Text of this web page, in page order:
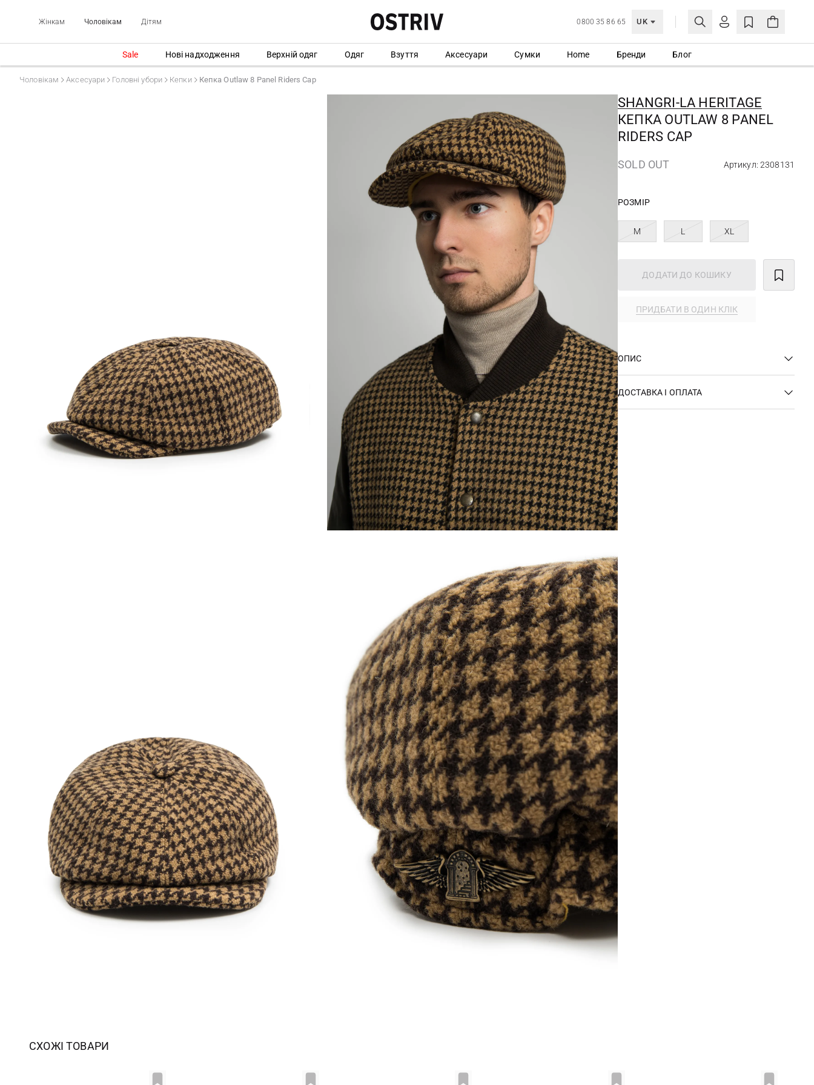
Жінкам Чоловікам Дітям 0800 35 86 65 UK
МОЯ ОБЛІКІВКА
Ще не зареєстровані?
СТВОРИТИ ОБЛІКІВКУ
Sale Нові надходження Верхній одяг Одяг Взуття Аксесуари Сумки Home Бренди Блог
Чоловікам Аксесуари Головні убори Кепки Кепка Outlaw 8 Panel Riders Cap
SHANGRI-LA HERITAGE
КЕПКА OUTLAW 8 PANEL
RIDERS CAP
SOLD OUT Артикул: 2308131
РОЗМІР
M L XL
ДОДАТИ ДО КОШИКУ
ПРИДБАТИ В ОДИН КЛІК
ОПИС
ДОСТАВКА І ОПЛАТА
СХОЖІ ТОВАРИ